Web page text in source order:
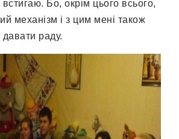
Бо, окрім цього всього,
механізм і з цим мені також
раду.